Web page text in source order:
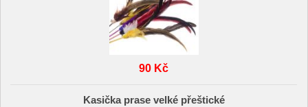
90 Kč
Kasička prase velké přeštické